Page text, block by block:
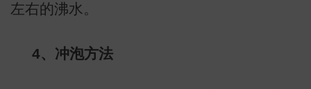
左右的沸水。
4、冲泡方法